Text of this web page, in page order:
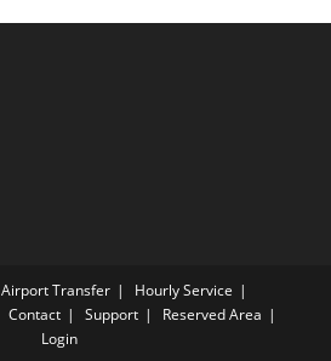
Airport Transfer
Hourly Service
Contact Support
Reserved Area
Login